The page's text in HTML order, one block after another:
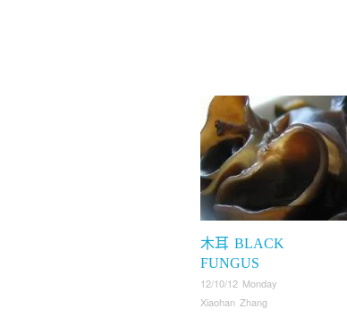
木耳 BLACK
FUNGUS
12/10/12 Monday
Xiaohan Zhang